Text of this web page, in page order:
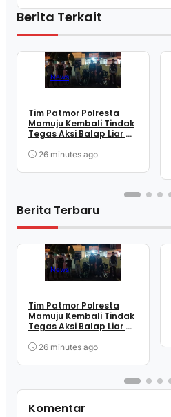
Berita Terkait
News
Tim Patmor Polresta
Mamuju Kembali Tindak
Tegas Aksi Balap Liar di
26 minutes ago
Berita Terbaru
News
Tim Patmor Polresta
Mamuju Kembali Tindak
Tegas Aksi Balap Liar di
26 minutes ago
Komentar